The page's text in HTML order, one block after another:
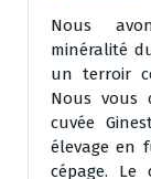
Nous
minéralité
un terroir
Nous vous
cuvée
élevage en
cépage. Le